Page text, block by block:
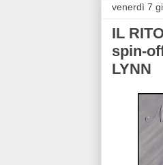
venerdì 7
IL
spin-
LYNN